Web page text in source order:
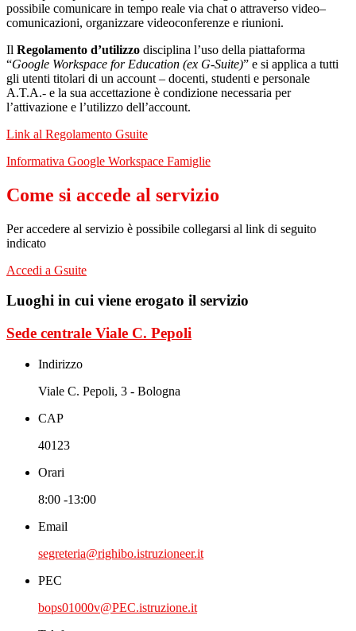
possibile comunicare in tempo reale via chat o attraverso video–
comunicazioni, organizzare videoconferenze e riunioni.
Il Regolamento d’utilizzo disciplina l’uso della piattaforma
“Google Workspace for Education (ex G-Suite)” e si applica a tutti
gli utenti titolari di un account – docenti, studenti e personale
A.T.A.- e la sua accettazione è condizione necessaria per
l’attivazione e l’utilizzo dell’account.
Link al Regolamento Gsuite
Informativa Google Workspace Famiglie
Come si accede al servizio
Per accedere al servizio è possibile collegarsi al link di seguito
indicato
Accedi a Gsuite
Luoghi in cui viene erogato il servizio
Sede centrale Viale C. Pepoli
Indirizzo
Viale C. Pepoli, 3 - Bologna
CAP
40123
Orari
8:00 -13:00
Email
segreteria@righibo.istruzioneer.it
PEC
bops01000v@PEC.istruzione.it